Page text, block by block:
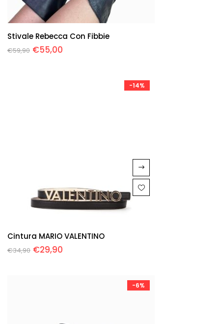
Stivale Rebecca Con Fibbie
€59,90 €55,00
-14%
Cintura MARIO VALENTINO
€34,90 €29,90
-6%